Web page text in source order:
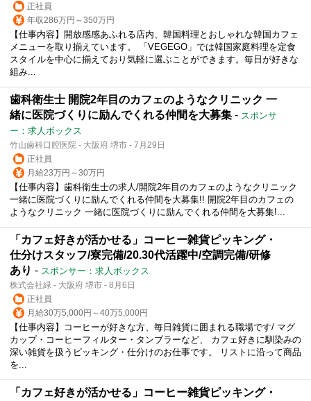
正社員
年収286万円～350万円
【仕事内容】開放感感あふれる店内、韓国料理とおしゃれな韓国カフェ
メニューを取り揃えています。 「VEGEGO」では韓国家庭料理を定食
スタイルを中心に揃えており気軽に選ぶことができます。毎日が好きな
組み...
歯科衛生士 開院2年目のカフェのようなクリニック 一
緒に医院づくりに励んでくれる仲間を大募集 - スポンサ
ー：求人ボックス
竹山歯科口腔医院 - 大阪府 堺市 - 7月29日
正社員
月給23万円～30万円
【仕事内容】歯科衛生士の求人/開院2年目のカフェのようなクリニック
一緒に医院づくりに励んでくれる仲間を大募集!! 開院2年目のカフェの
ようなクリニック 一緒に医院づくりに励んでくれる仲間を大募集!...
「カフェ好きが活かせる」コーヒー雑貨ピッキング・
仕分けスタッフ/寮完備/20.30代活躍中/空調完備/研修
あり - スポンサー：求人ボックス
株式会社緑 - 大阪府 堺市 - 8月6日
正社員
月給30万5,000円～40万5,000円
【仕事内容】コーヒーが好きな方、毎日雑貨に囲まれる職場です/ マグ
カップ・コーヒーフィルター・タンブラーなど、 カフェ好きに馴染みの
深い雑貨を扱うピッキング・仕分けのお仕事です。 リストに沿って商品
を...
「カフェ好きが活かせる」コーヒー雑貨ピッキング・